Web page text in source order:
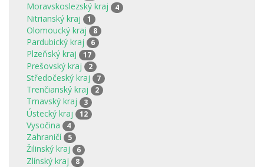
Moravskoslezský kraj 4
Nitrianský kraj 1
Olomoucký kraj 8
Pardubický kraj 6
Plzeňský kraj 17
Prešovský kraj 2
Středočeský kraj 7
Trenčianský kraj 2
Trnavský kraj 3
Ústecký kraj 12
Vysočina 4
Zahraničí 5
Žilinský kraj 6
Zlínský kraj 8